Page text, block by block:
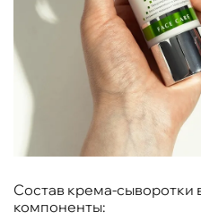
Состав крема-
компоненты: